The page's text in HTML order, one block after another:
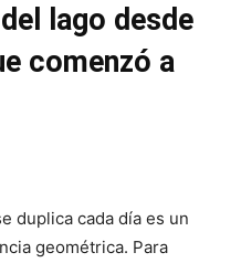
lago desde
comenzó a
duplica cada día es un
geométrica. Para